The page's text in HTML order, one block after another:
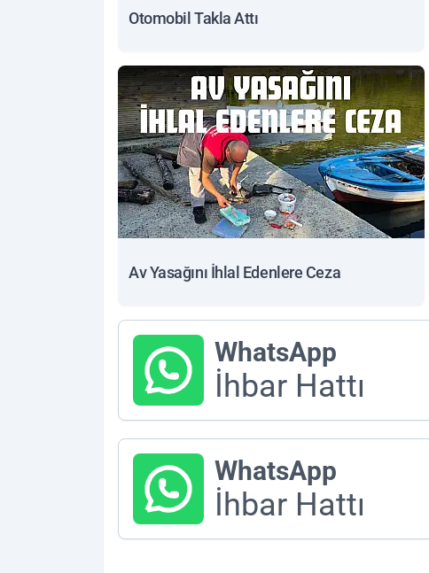
Otomobil Takla Attı
Av Yasağını İhlal Edenlere Ceza
WhatsApp
İhbar Hattı
WhatsApp
İhbar Hattı